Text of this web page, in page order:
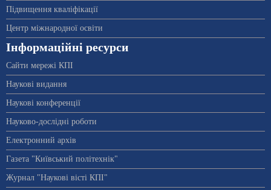
Підвищення кваліфікації
Центр міжнародної освіти
Інформаційні ресурси
Сайти мережі КПІ
Наукові видання
Наукові конференції
Науково-дослідні роботи
Електронний архів
Газета "Київський політехнік"
Журнал "Наукові вісті КПІ"